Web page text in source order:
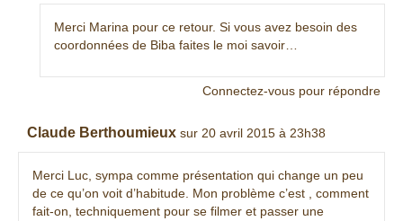
Merci Marina pour ce retour. Si vous avez besoin des
coordonnées de Biba faites le moi savoir…
Connectez-vous pour répondre
Claude Berthoumieux sur 20 avril 2015 à 23h38
Merci Luc, sympa comme présentation qui change un peu
de ce qu’on voit d’habitude. Mon problème c’est , comment
fait-on, techniquement pour se filmer et passer une